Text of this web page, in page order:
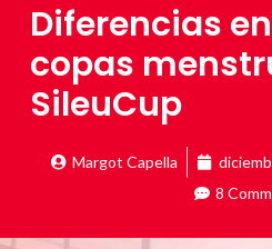
Diferencias
copas
SileuCup
Margot Capella
8